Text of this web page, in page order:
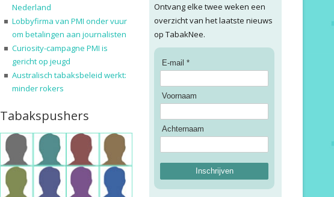
Nederland
Lobbyfirma van PMI onder vuur
om betalingen aan journalisten
Curiosity-campagne PMI is
gericht op jeugd
Australisch tabaksbeleid werkt:
minder rokers
Tabakspushers
Ontvang elke twee weken een
overzicht van het laatste nieuws
op TabakNee.
E-mail *
Voornaam
Achternaam
Inschrijven